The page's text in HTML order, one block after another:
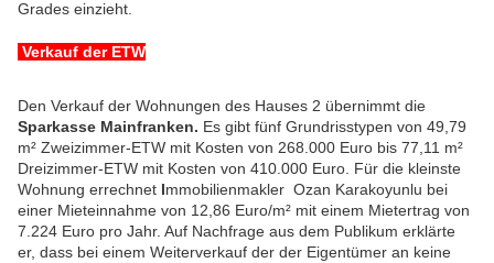
Grades einzieht.
Verkauf der ETW
Den Verkauf der Wohnungen des Hauses 2 übernimmt die
Sparkasse Mainfranken. Es gibt fünf Grundrisstypen von 49,79
m² Zweizimmer-ETW mit Kosten von 268.000 Euro bis 77,11 m²
Dreizimmer-ETW mit Kosten von 410.000 Euro. Für die kleinste
Wohnung errechnet Immobilienmakler Ozan Karakoyunlu bei
einer Mieteinnahme von 12,86 Euro/m² mit einem Mietertrag von
7.224 Euro pro Jahr. Auf Nachfrage aus dem Publikum erklärte
er, dass bei einem Weiterverkauf der der Eigentümer an keine